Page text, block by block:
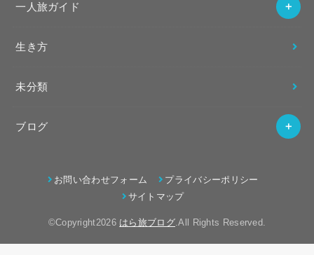
一人旅ガイド
生き方
未分類
ブログ
お問い合わせフォーム
プライバシーポリシー
サイトマップ
©Copyright2026 はら旅ブログ.All Rights Reserved.